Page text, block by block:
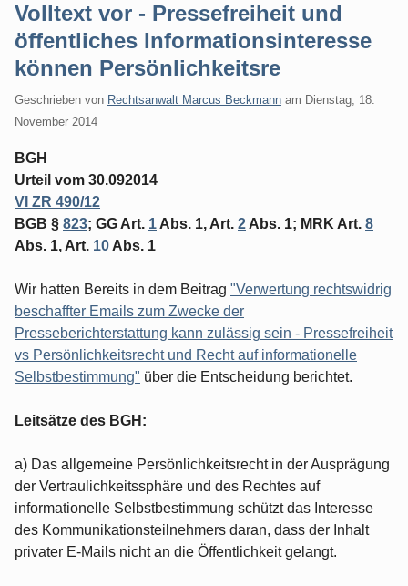
Volltext vor - Pressefreiheit und
öffentliches Informationsinteresse
können Persönlichkeitsre
Geschrieben von Rechtsanwalt Marcus Beckmann am Dienstag, 18.
November 2014
BGH
Urteil vom 30.092014
VI ZR 490/12
BGB § 823; GG Art. 1 Abs. 1, Art. 2 Abs. 1; MRK Art. 8
Abs. 1, Art. 10 Abs. 1
Wir hatten Bereits in dem Beitrag "Verwertung rechtswidrig
beschaffter Emails zum Zwecke der
Presseberichterstattung kann zulässig sein - Pressefreiheit
vs Persönlichkeitsrecht und Recht auf informationelle
Selbstbestimmung" über die Entscheidung berichtet.
Leitsätze des BGH:
a) Das allgemeine Persönlichkeitsrecht in der Ausprägung
der Vertraulichkeitssphäre und des Rechtes auf
informationelle Selbstbestimmung schützt das Interesse
des Kommunikationsteilnehmers daran, dass der Inhalt
privater E-Mails nicht an die Öffentlichkeit gelangt.